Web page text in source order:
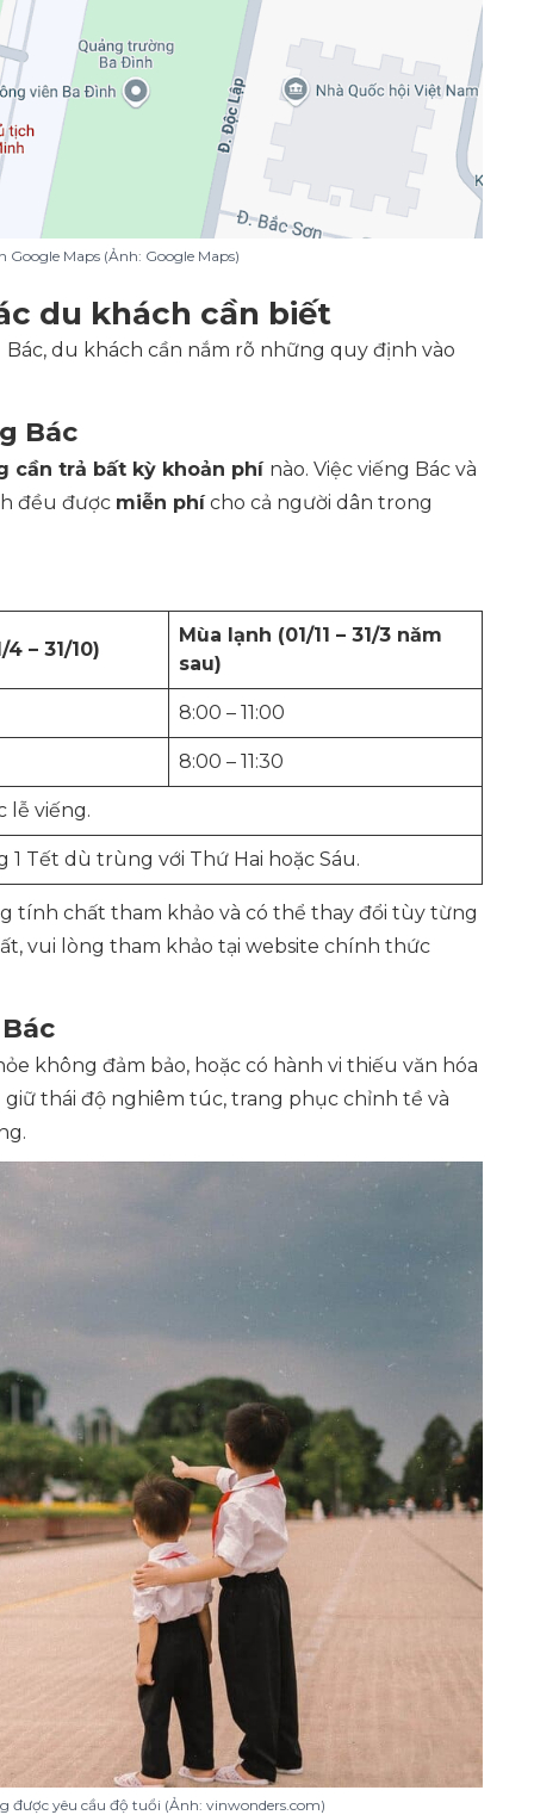
Maps (Ảnh: Google Maps)
du khách cần biết
du khách cần nắm rõ những quy định vào
Bác
cần trả bất kỳ khoản phí nào. Việc viếng Bác và
đều được miễn phícho cả người dân trong
– 31/10)
Mùa lạnh (01/11 – 31/3 năm
sau)
8:00 – 11:00
8:00 – 11:30
lễ viếng.
1 Tết dù trùng với Thứ Hai hoặc Sáu.
tính chất tham khảo và có thể thay đổi tùy từng
vui lòng tham khảo tại website chính thức
không đảm bảo, hoặc có hành vi thiếu văn hóa
thái độ nghiêm túc, trang phục chỉnh tề và
được yêu cầu độ tuổi (Ảnh: vinwonders.com)